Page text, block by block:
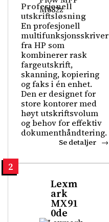
Profesjonell
utskriftsløsning
En profesjonell
multifunksjonsskriver
fra HP som
kombinerer rask
fargeutskrift,
skanning, kopiering
og faks i én enhet.
Den er designet for
store kontorer med
høyt utskriftsvolum
og behov for effektiv
dokumenthåndtering.
Se detaljer
2
Lexm
ark
MX91
0de